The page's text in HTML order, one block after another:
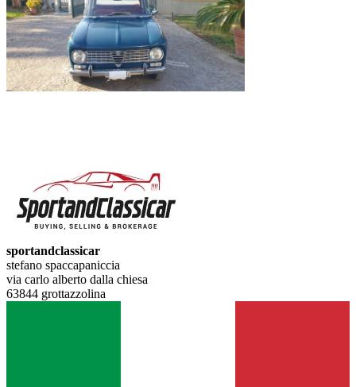
sportandclassicar
stefano spaccapaniccia
via carlo alberto dalla chiesa
63844 grottazzolina